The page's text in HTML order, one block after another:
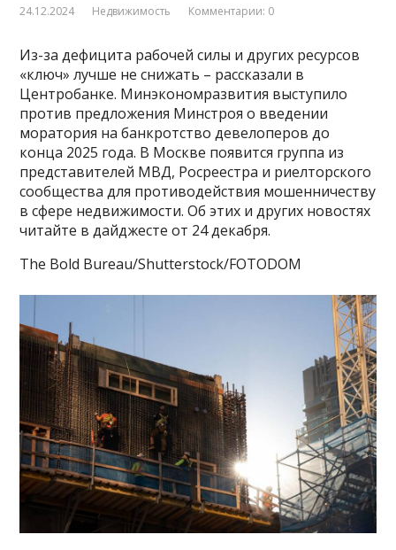
24.12.2024 Недвижимость Комментарии: 0
Из-за дефицита рабочей силы и других ресурсов
«ключ» лучше не снижать – рассказали в
Центробанке. Минэкономразвития выступило
против предложения Минстроя о введении
моратория на банкротство девелоперов до
конца 2025 года. В Москве появится группа из
представителей МВД, Росреестра и риелторского
сообщества для противодействия мошенничеству
в сфере недвижимости. Об этих и других новостях
читайте в дайджесте от 24 декабря.
The Bold Bureau/Shutterstock/FOTODOM